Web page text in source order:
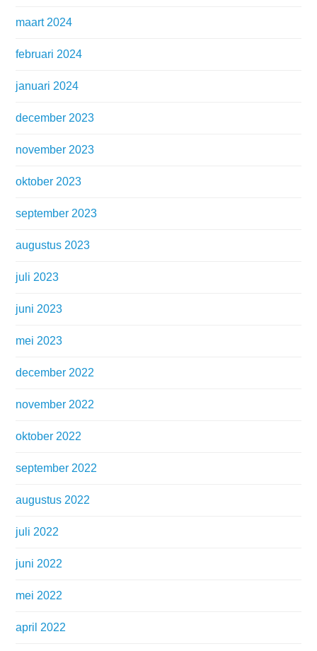
maart 2024
februari 2024
januari 2024
december 2023
november 2023
oktober 2023
september 2023
augustus 2023
juli 2023
juni 2023
mei 2023
december 2022
november 2022
oktober 2022
september 2022
augustus 2022
juli 2022
juni 2022
mei 2022
april 2022